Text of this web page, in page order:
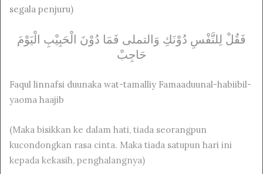
segala penjuru)
ﻓَﻘُﻞْ ﻟِﻠﻨَّﻔْﺲِ ﺩُﻭْﻧَﻚِ ﻭَﺍلتملی ﻓَﻤَﺎ ﺩُﻭْﻥَ ﺍﻟْﺤَﺒِﻴْﺐِ ﺍﻟْﻴَﻮْﻡَ
ﺣَﺎﺟِﺐْ
Faqul linnafsi duunaka wat-tamalliy Famaaduunal-habiibil-
yaoma haajib
(Maka bisikkan ke dalam hati, tiada seorangpun
kucondongkan rasa cinta. Maka tiada satupun hari ini
kepada kekasih, penghalangnya)